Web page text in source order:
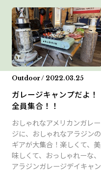
Outdoor / 2022.03.25
ガレージキャンプだよ！
全員集合！！
おしゃれなアメリカンガレー
ジに、おしゃれなアラジンの
ギアが大集合！楽しくて、美
味しくて、おっしゃれーな、
アラジンガレージデイキャン